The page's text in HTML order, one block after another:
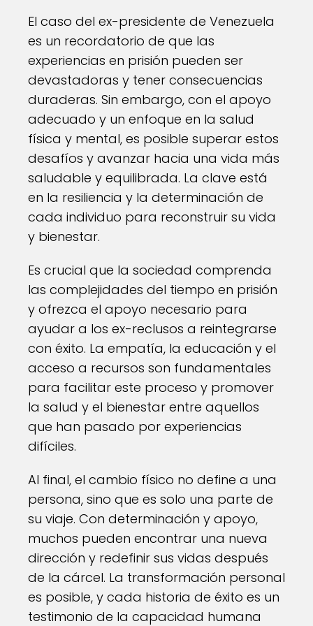
El caso del ex-presidente de Venezuela
es un recordatorio de que las
experiencias en prisión pueden ser
devastadoras y tener consecuencias
duraderas. Sin embargo, con el apoyo
adecuado y un enfoque en la salud
física y mental, es posible superar estos
desafíos y avanzar hacia una vida más
saludable y equilibrada. La clave está
en la resiliencia y la determinación de
cada individuo para reconstruir su vida
y bienestar.
Es crucial que la sociedad comprenda
las complejidades del tiempo en prisión
y ofrezca el apoyo necesario para
ayudar a los ex-reclusos a reintegrarse
con éxito. La empatía, la educación y el
acceso a recursos son fundamentales
para facilitar este proceso y promover
la salud y el bienestar entre aquellos
que han pasado por experiencias
difíciles.
Al final, el cambio físico no define a una
persona, sino que es solo una parte de
su viaje. Con determinación y apoyo,
muchos pueden encontrar una nueva
dirección y redefinir sus vidas después
de la cárcel. La transformación personal
es posible, y cada historia de éxito es un
testimonio de la capacidad humana